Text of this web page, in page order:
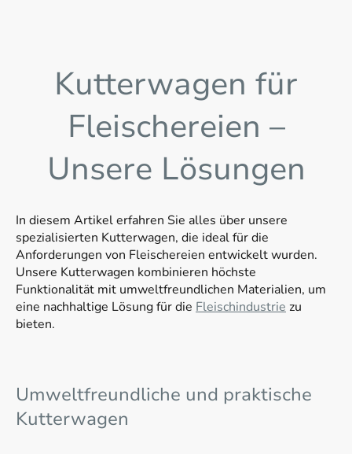
Kutterwagen für
Fleischereien –
Unsere Lösungen
In diesem Artikel erfahren Sie alles über unsere
spezialisierten Kutterwagen, die ideal für die
Anforderungen von Fleischereien entwickelt wurden.
Unsere Kutterwagen kombinieren höchste
Funktionalität mit umweltfreundlichen Materialien, um
eine nachhaltige Lösung für die Fleischindustrie zu
bieten.
Umweltfreundliche und praktische
Kutterwagen